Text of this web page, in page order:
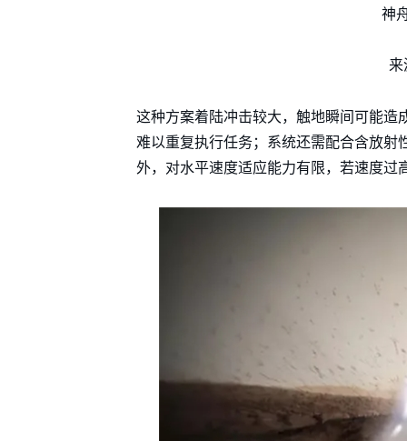
神
来
这种方案着陆冲击较大，触地瞬间可能造
难以重复执行任务；系统还需配合含放射
外，对水平速度适应能力有限，若速度过